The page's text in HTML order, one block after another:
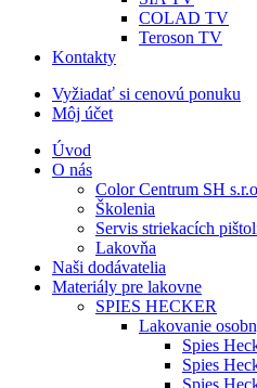
COLAD TV
Teroson TV
Kontakty
Vyžiadať si cenovú ponuku
Môj účet
Úvod
O nás
Color Centrum SH
Školenia
Servis striekacích
Lakovňa
Naši dodávatelia
Materiály pre lakovne
SPIES HECKER
Lakovanie
Spies
Spies
Spies